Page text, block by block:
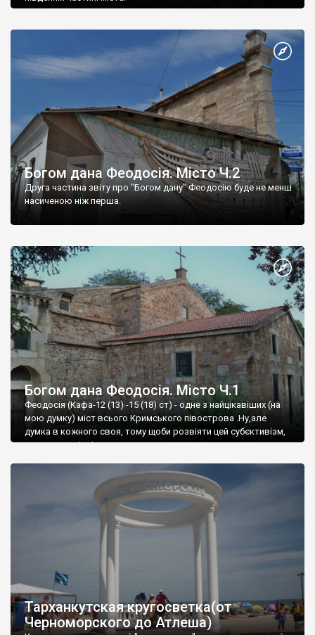
Богом дана Феодосія. Місто Ч.2
Друга частина звіту про "Богом дану" Феодосію буде не менш
насиченою ніж перша.
Богом дана Феодосія. Місто Ч.1
Феодосія (Кафа-12 (13) -15 (18) ст) - одне з найцікавіших (на
мою думку) міст всього Кримського півострова .Ну,але
думка в кожного своя, тому щоби розвіяти цей субєктивізм,
запрошую відвідати це
Тарханкутская кругосветка(от
Черноморского до Атлеша)